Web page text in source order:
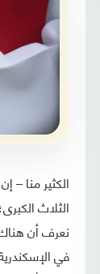
الكثير منا
الثلاث
نعرف أن هناك
في